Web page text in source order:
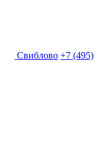
Свиблово +7 (495)